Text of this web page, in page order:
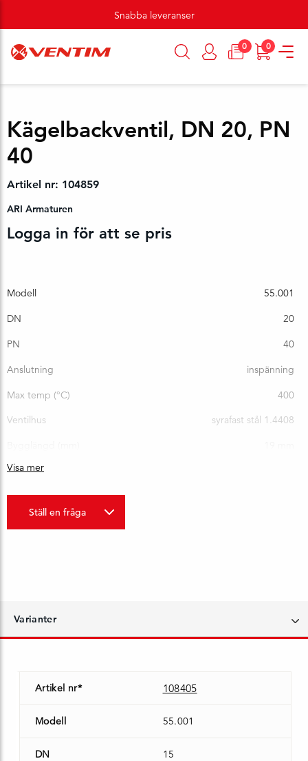
Snabba leveranser
0 0
Kägelbackventil, DN 20, PN
40
Artikel nr: 104859
ARI Armaturen
Logga in för att se pris
Modell 55.001
DN 20
PN 40
Anslutning inspänning
Max temp (°C) 400
Ventilhus syrafast stål 1.4408
Vikt (kg)
Visa mer
Ställ en fråga
Varianter
Artikel nr* 108405
Modell 55.001
DN 15